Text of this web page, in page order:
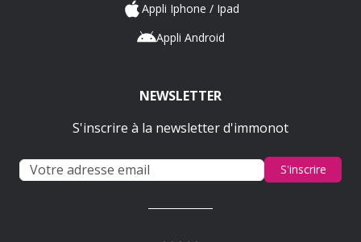
Appli Iphone / Ipad
Appli Android
NEWSLETTER
S'inscrire à la newsletter d'immonot
S'inscrire